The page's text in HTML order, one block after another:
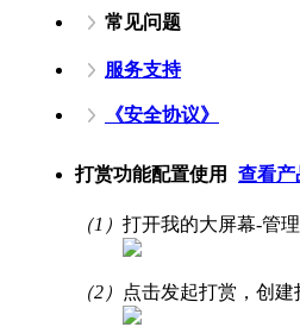
常见问题
服务支持
《安全协议》
打赏功能配置使用 查看产
（1） 打开我的大屏幕-管
（2） 点击发起打赏，创建